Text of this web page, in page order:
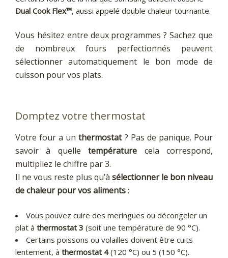
Dual Cook Flex™, aussi appelé double chaleur tournante.
Vous hésitez entre deux programmes ? Sachez que
de nombreux fours perfectionnés peuvent
sélectionner automatiquement le bon mode de
cuisson pour vos plats.
Domptez votre thermostat
Votre four a unthermostat? Pas de panique. Pour
savoir à quelletempérature cela correspond,
multipliez le chiffre par 3.
Il ne vous reste plus qu’à sélectionner le bon niveau
de chaleur pour vos aliments:
Vous pouvez cuire des meringues ou décongeler un
plat à thermostat 3 (soit une température de 90 °C).
Certains poissons ou volailles doivent être cuits
lentement, à thermostat 4(120 °C) ou 5 (150 °C).